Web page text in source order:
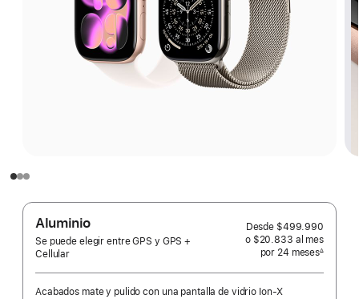
Aluminio
Se puede elegir entre GPS y GPS +
Cellular
Desde $499.990
o $20.833 al mes
por 24 mesesmeses
Nota a pie de página
∆
Acabados mate y pulido con una pantalla de vidrio Ion‑X